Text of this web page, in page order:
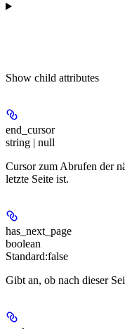
Show child attributes
end_cursor
string | null
Cursor zum Abrufen der
letzte Seite ist.
has_next_page
boolean
Standard:false
Gibt an, ob nach dieser